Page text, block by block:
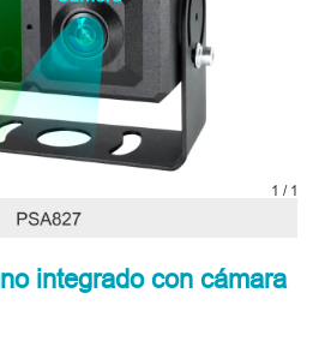
1 / 1
integrado con cámara